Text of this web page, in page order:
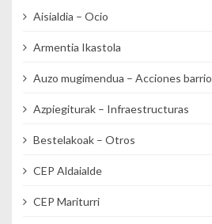
Aisialdia – Ocio
Armentia Ikastola
Auzo mugimendua – Acciones barrio
Azpiegiturak – Infraestructuras
Bestelakoak – Otros
CEP Aldaialde
CEP Mariturri